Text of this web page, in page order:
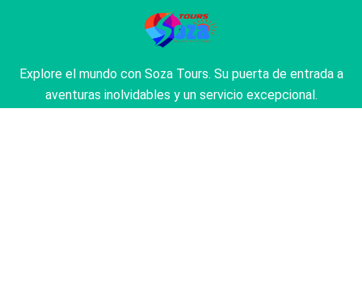
Explore el mundo con Soza Tours. Su puerta de entrada a
aventuras inolvidables y un servicio excepcional.